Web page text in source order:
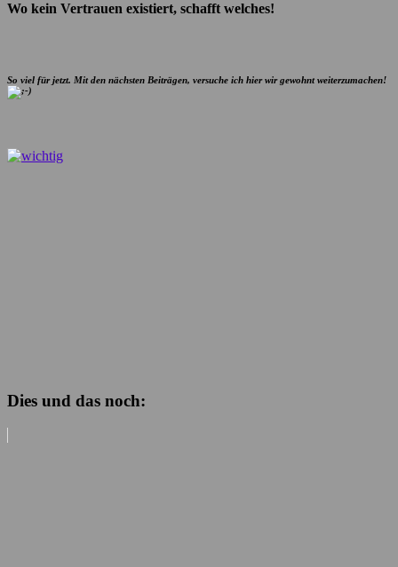
Wo kein Vertrauen existiert, schafft welches!
So viel für jetzt. Mit den nächsten Beiträgen, versuche ich hier wir gewohnt weiterzumachen!
Dies und das noch: